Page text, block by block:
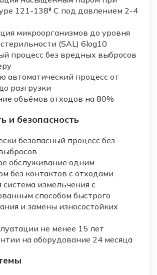
121-138⁰ C под давлением 2-4
микроорганизмов до уровня
(SAL) 6log10
процесс без вредных выбросов
автоматический процесс от
разгрузки
объёмов отходов на 80%
и безопасность
безопасный процесс без
обслуживание одним
без контактов с отходами
измельчения с
способом быстрого
и замены износостойких
не менее 15 лет
на оборудование 24 месяца